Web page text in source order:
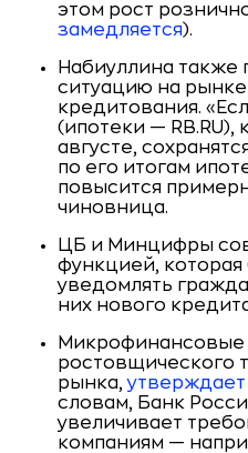
этом рост
замедляется).
Набиуллина также
ситуацию на рынке
кредитования.
(ипотеки — RB.RU),
августе,
по его итогам
повысится
чиновница.
ЦБ и Минцифры
функцией, которая
уведомлять
них нового
Микрофинансовые
ростовщического
рынка,утверждает
словам, Банк
увеличивает
компаниям —